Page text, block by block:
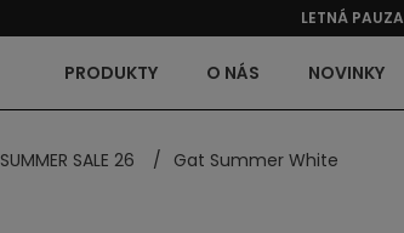
LETNÁ
PRODUKTY O NÁS NOVINKY
SUMMER SALE 26 / Gat Summer White